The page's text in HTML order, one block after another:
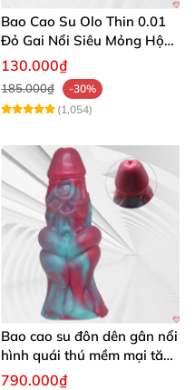
Bao Cao Su Olo Thin 0.01
Đỏ Gai Nổi Siêu Mỏng Hộp
10c
130.000₫
185.000₫
-30%
(1,054)
Bao cao su đôn dên gân nổi
hình quái thú mềm mại tăng
khoái cảm
790.000₫